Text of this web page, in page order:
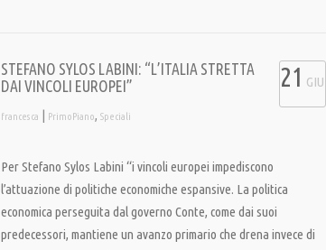
STEFANO SYLOS LABINI: “L’ITALIA STRETTA
DAI VINCOLI EUROPEI”
francesca | PrimoPiano, Speciali
21 GIU
Per Stefano Sylos Labini “i vincoli europei impediscono
l’attuazione di politiche economiche espansive. La politica
economica perseguita dal governo Conte, come dai suoi
predecessori, mantiene un avanzo primario che drena invece di